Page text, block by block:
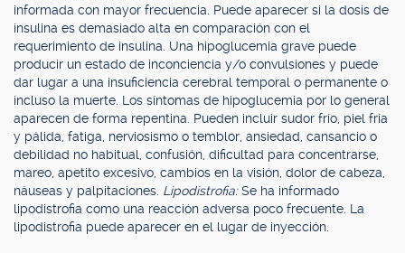
informada con mayor frecuencia. Puede aparecer si la dosis de
insulina es demasiado alta en comparación con el
requerimiento de insulina. Una hipoglucemia grave puede
producir un estado de inconciencia y/o convulsiones y puede
dar lugar a una insuficiencia cerebral temporal o permanente o
incluso la muerte. Los síntomas de hipoglucemia por lo general
aparecen de forma repentina. Pueden incluir sudor frío, piel fría
y pálida, fatiga, nerviosismo o temblor, ansiedad, cansancio o
debilidad no habitual, confusión, dificultad para concentrarse,
mareo, apetito excesivo, cambios en la visión, dolor de cabeza,
náuseas y palpitaciones. Lipodistrofia:Se ha informado
lipodistrofia como una reacción adversa poco frecuente. La
lipodistrofia puede aparecer en el lugar de inyección.